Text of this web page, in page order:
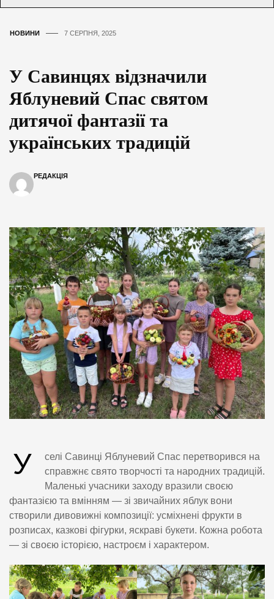
НОВИНИ 7 СЕРПНЯ, 2025
У Савинцях відзначили
Яблуневий Спас святом
дитячої фантазії та
українських традицій
РЕДАКЦІЯ
У
селі Савинці Яблуневий Спас перетворився на
справжнє свято творчості та народних традицій.
Маленькі учасники заходу вразили своєю
фантазією та вмінням — зі звичайних яблук вони
створили дивовижні композиції: усміхнені фрукти в
розписах, казкові фігурки, яскраві букети. Кожна робота
— зі своєю історією, настроєм і характером.